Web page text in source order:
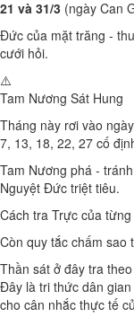
21 và 31/3 (ngày Can
Đức của mặt trăng -
cưới hỏi.
⚠️
Tam Nương Sát Hung
Tháng này rơi vào ngày
7, 13, 18, 22, 27 cố
Tam Nương phá -
Nguyệt Đức triệt tiêu.
Cách tra Trực của
Còn quy tắc chấm sao
Thần sát ở đây tra
Đây là tri thức dân
cho cân nhắc thực tế